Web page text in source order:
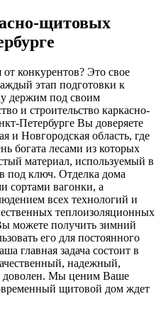
щитовых
конкурентов? Это свое
этап подготовки к
держим под своим
и строительство каркасно-
Петербурге Вы доверяете
и Новгородская область, где
богата лесами из которых
материал, используемый в
под ключ. Отделка дома
сортами вагонки, а
всех технологий и
теплоизоляционных
можете получить зимний
его для постоянного
главная задача состоит в
надежный,
доволен. Мы ценим Ваше
щитовой дом ждет